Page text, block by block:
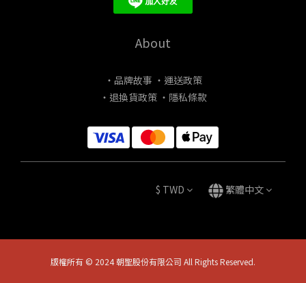
About
・品牌故事 ・運送政策
・退換貨政策 ・隱私條款
$ TWD 繁體中文
版權所有 © 2024 朝聖股份有限公司 All Rights Reserved.